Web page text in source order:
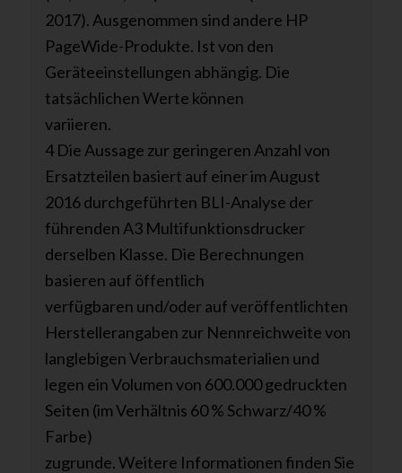
2017). Ausgenommen sind andere HP
PageWide-Produkte. Ist von den
Geräteeinstellungen abhängig. Die
tatsächlichen Werte können
variieren.
4 Die Aussage zur geringeren Anzahl von
Ersatzteilen basiert auf einer im August
2016 durchgeführten BLI-Analyse der
führenden A3 Multifunktionsdrucker
derselben Klasse. Die Berechnungen
basieren auf öffentlich
verfügbaren und/oder auf veröffentlichten
Herstellerangaben zur Nennreichweite von
langlebigen Verbrauchsmaterialien und
legen ein Volumen von 600.000 gedruckten
Seiten (im Verhältnis 60 % Schwarz/40 %
Farbe)
zugrunde. Weitere Informationen finden Sie